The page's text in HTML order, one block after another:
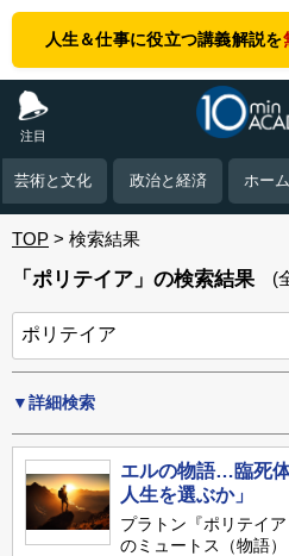
人生＆仕事に役立つ講義解説を
注目
芸術と文化 政治と経済 ホーム
TOP 検索結果
「ポリテイア」の検索結果 (
▼詳細検索
エルの物語…臨死
人生を選ぶか」
プラトン『ポリテイ
のミュートス（物語）